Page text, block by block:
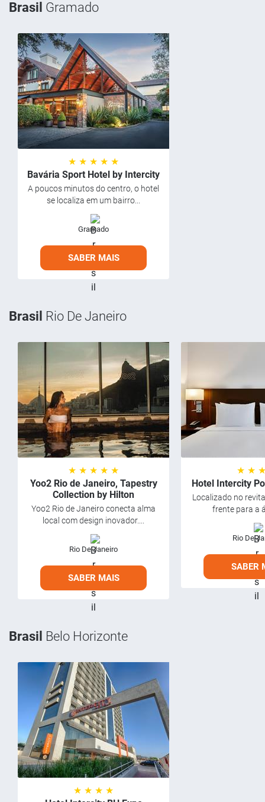
Brasil Gramado
★ ★ ★ ★ ★
Bavária Sport Hotel by Intercity
A poucos minutos do centro, o hotel
se localiza em um bairro...
Gramado
SABER MAIS
Brasil Rio De Janeiro
★ ★ ★ ★ ★
Yoo2 Rio de Janeiro, Tapestry
Collection by Hilton
Yoo2 Rio de Janeiro conecta alma
local com design inovador....
Rio De Janeiro
SABER MAIS
★ ★
Hotel Intercity
Localizado no
frente para a
Rio De
SABER
Brasil Belo Horizonte
★ ★ ★ ★